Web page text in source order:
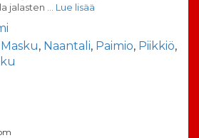
jalasten … Lue lisää
Masku, Naantali, Paimio, Piikkiö,